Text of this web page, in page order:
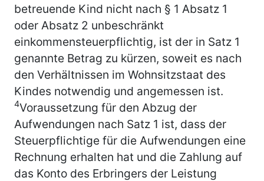
betreuende Kind nicht nach § 1 Absatz 1
oder Absatz 2 unbeschränkt
einkommensteuerpflichtig, ist der in Satz 1
genannte Betrag zu kürzen, soweit es nach
den Verhältnissen im Wohnsitzstaat des
Kindes notwendig und angemessen ist.
4Voraussetzung für den Abzug der
Aufwendungen nach Satz 1 ist, dass der
Steuerpflichtige für die Aufwendungen eine
Rechnung erhalten hat und die Zahlung auf
das Konto des Erbringers der Leistung